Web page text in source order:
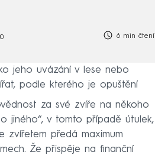
6 min čtení
jeho uvázání v lese nebo
podle kterého je opuštění
za své zvíře na někoho
jiného“, v tomto případě útulek,
zvířetem předá maximum
Že přispěje na finanční